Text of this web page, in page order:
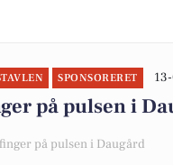
SPONSORERET
på pulsen i
på pulsen i Daugård